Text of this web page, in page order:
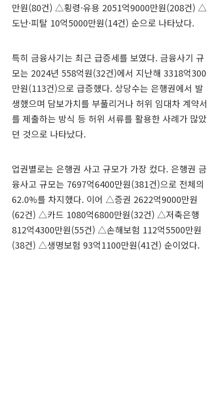
만원(80건) △횡령·유용 2051억9000만원(208건) △
도난·피탈 10억5000만원(14건) 순으로 나타났다.
특히 금융사기는 최근 급증세를 보였다. 금융사기 규
모는 2024년 558억원(32건)에서 지난해 3318억300
만원(113건)으로 급증했다. 상당수는 은행권에서 발
생했으며 담보가치를 부풀리거나 허위 임대차 계약서
를 제출하는 방식 등 허위 서류를 활용한 사례가 많았
던 것으로 나타났다.
업권별로는 은행권 사고 규모가 가장 컸다. 은행권 금
융사고 규모는 7697억6400만원(381건)으로 전체의
62.0%를 차지했다. 이어 △증권 2622억9000만원
(62건) △카드 1080억6800만원(32건) △저축은행
812억4300만원(55건) △손해보험 112억5500만원
(38건) △생명보험 93억1100만원(41건) 순이었다.